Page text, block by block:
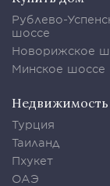
Рублево-
шоссе
Новорижское
Минское шоссе
Недвижимость
Турция
Таиланд
Пхукет
ОАЭ